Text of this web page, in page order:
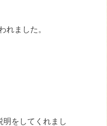
れました。
をしてくれまし